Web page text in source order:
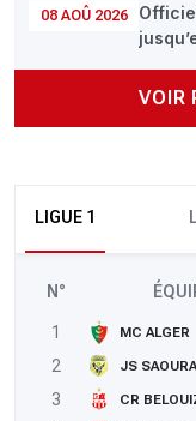
08 AOÛ 2026
VOIR
LIGUE 1
N°
1 MC ALGER
2
JS SAOURA
3
CR